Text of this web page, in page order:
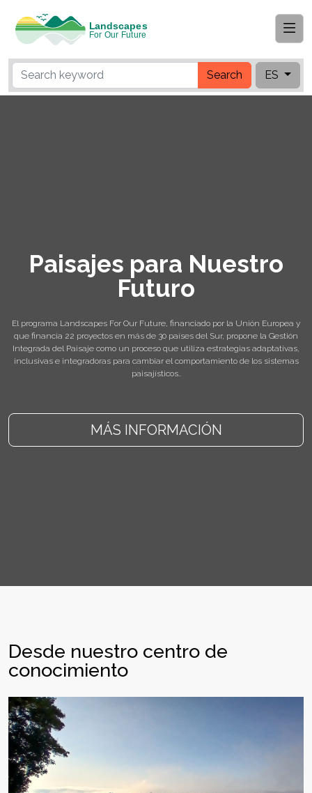
Search ES
Paisajes para Nuestro
Futuro
El programa Landscapes For Our Future, financiado por la Unión Europea y
que financia 22 proyectos en más de 30 países del Sur, propone la Gestión
Integrada del Paisaje como un proceso que utiliza estrategias adaptativas,
inclusivas e integradoras para cambiar el comportamiento de los sistemas
paisajísticos..
MÁS INFORMACIÓN
Desde nuestro centro de
conocimiento